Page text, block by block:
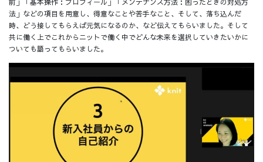
法」などの項目を用意し、得意なことや苦手なこと、そして、落ち込んだ
時、どう接してもらえば元気になるのか、など伝えてもらいました。そして
共に働く上でこれからニットで働く中でどんな未来を選択していきたいかに
ついても語ってもらいました。